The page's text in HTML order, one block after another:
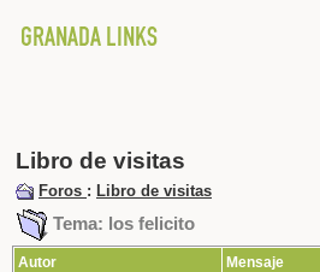
Libro de visitas
Foros : Libro de visitas
Tema: los felicito
Autor Mensaje